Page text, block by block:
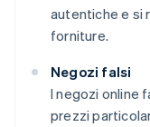
autentiche e si
forniture.
Negozi falsi
I negozi online
prezzi